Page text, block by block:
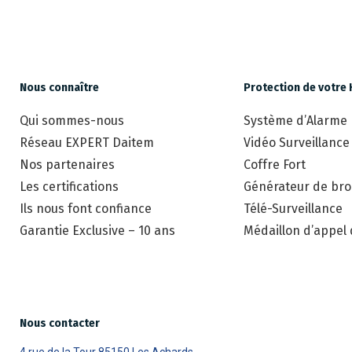
Nous connaître
Qui sommes-nous
Réseau EXPERT Daitem
Nos partenaires
Les certifications
Ils nous font confiance
Garantie Exclusive – 10 ans
Protection de votre
Système d’Alarme
Vidéo Surveillance
Coffre Fort
Générateur de
Télé-Surveillance
Médaillon d’appel
Nous contacter